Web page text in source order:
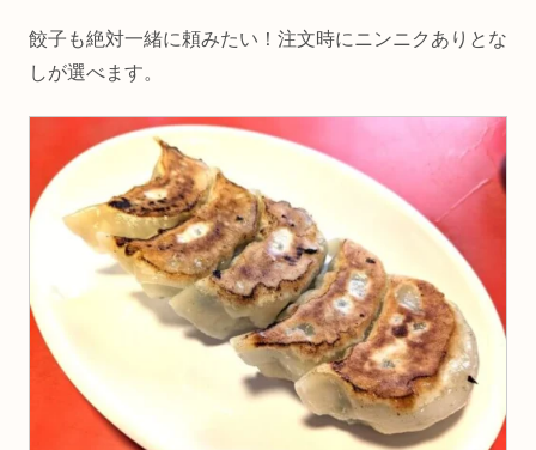
餃子も絶対一緒に頼みたい！注文時にニンニクありとな
しが選べます。